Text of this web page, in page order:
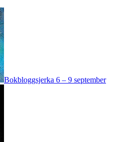
Bokbloggsjerka 6 – 9 september